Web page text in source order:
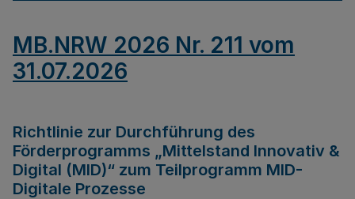
MB.NRW 2026 Nr. 211 vom
31.07.2026
Richtlinie zur Durchführung des
Förderprogramms „Mittelstand Innovativ &
Digital (MID)“ zum Teilprogramm MID-
Digitale Prozesse